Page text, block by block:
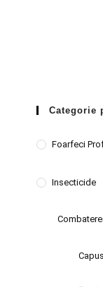
Categorie
Foarfeci
Insecticide